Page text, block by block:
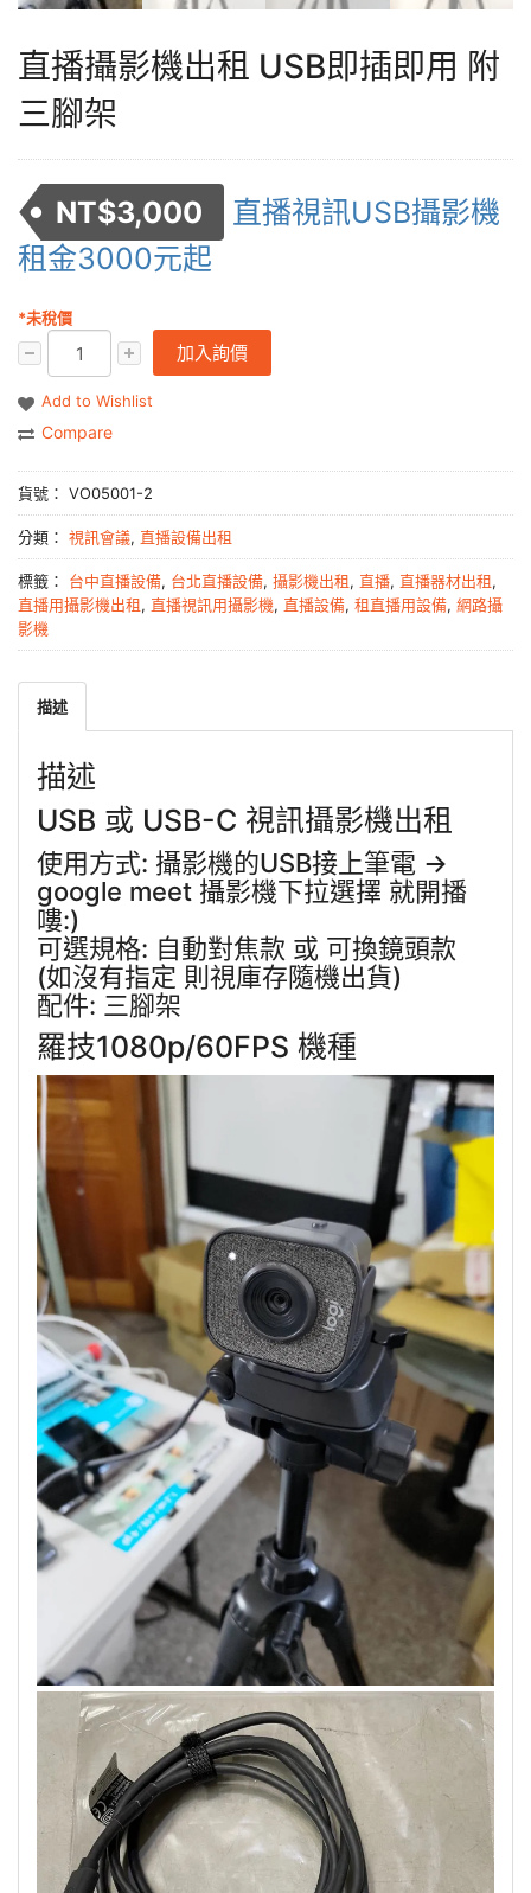
直播攝影機出租 USB即插即用 附
三腳架
NT$3,000
直播視訊USB攝影機
租金3000元起
*未稅價
加入詢價
Add to Wishlist
Compare
貨號： VO05001-2
分類： 視訊會議, 直播設備出租
標籤： 台中直播設備, 台北直播設備, 攝影機出租, 直播, 直播器材出租,
直播用攝影機出租, 直播視訊用攝影機, 直播設備, 租直播用設備, 網路攝
影機
描述
描述
USB 或 USB-C 視訊攝影機出租
使用方式: 攝影機的USB接上筆電 ->
google meet 攝影機下拉選擇 就開播
嘍:)
可選規格: 自動對焦款 或 可換鏡頭款
(如沒有指定 則視庫存隨機出貨)
配件: 三腳架
羅技1080p/60FPS 機種